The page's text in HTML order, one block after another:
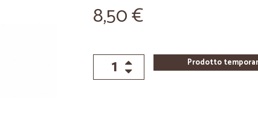
8,50 €
Prodotto